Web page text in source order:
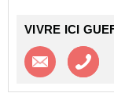
VIVRE ICI